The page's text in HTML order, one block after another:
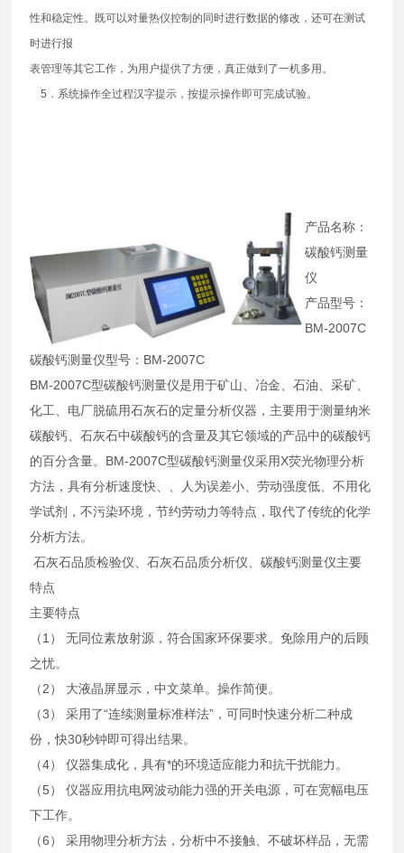
性和稳定性。既可以对量热仪控制的同时进行数据的修改，还可在测试
时进行报
表管理等其它工作，为用户提供了方便，真正做到了一机多用。
5．系统操作全过程汉字提示，按提示操作即可完成试验。
产品名称：
碳酸钙测量
仪
产品型号：
BM-2007C
碳酸钙测量仪型号：BM-2007C
BM-2007C型碳酸钙测量仪是用于矿山、冶金、石油、采矿、
化工、电厂脱硫用石灰石的定量分析仪器，主要用于测量纳米
碳酸钙、石灰石中碳酸钙的含量及其它领域的产品中的碳酸钙
的百分含量。BM-2007C型碳酸钙测量仪采用X荧光物理分析
方法，具有分析速度快、、人为误差小、劳动强度低、不用化
学试剂，不污染环境，节约劳动力等特点，取代了传统的化学
分析方法。
石灰石品质检验仪、石灰石品质分析仪、碳酸钙测量仪主要
特点
主要特点
（1） 无同位素放射源，符合国家环保要求。免除用户的后顾
之忧。
（2） 大液晶屏显示，中文菜单。操作简便。
（3） 采用了“连续测量标准样法”，可同时快速分析二种成
份，快30秒钟即可得出结果。
（4） 仪器集成化，具有*的环境适应能力和抗干扰能力。
（5） 仪器应用抗电网波动能力强的开关电源，可在宽幅电压
下工作。
（6） 采用物理分析方法，分析中不接触、不破坏样品，无需